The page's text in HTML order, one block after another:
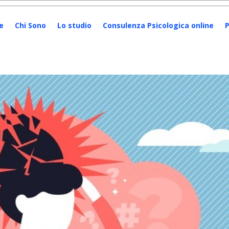
Chi Sono Lo studio Consulenza Psicologica online